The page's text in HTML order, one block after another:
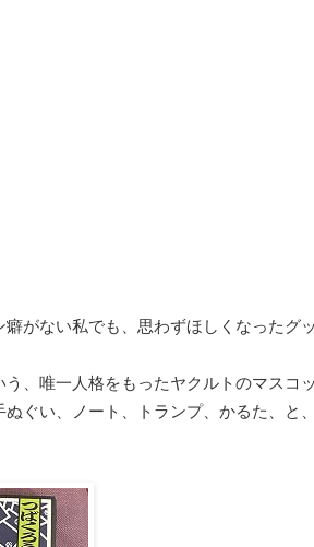
癖がない私でも、思わずほしくなったグ
う、唯一人格をもったヤクルトのマスコ
ぬぐい、ノート、トランプ、かるた、と